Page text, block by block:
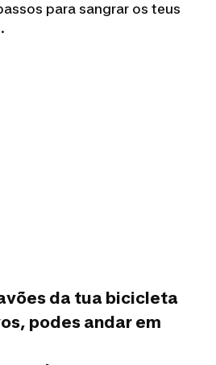
para sangrar os teus
da tua bicicleta
podes andar em